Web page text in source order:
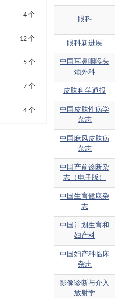
4 个
12 个
5 个
7 个
4 个
眼科
眼科新进展
中国耳鼻咽喉头
颈外科
皮肤科学通报
中国皮肤性病学
杂志
中国麻风皮肤病
杂志
中国产前诊断杂
志（电子版）
中国生育健康杂
志
中国计划生育和
妇产科
中国妇产科临床
杂志
影像诊断与介入
放射学